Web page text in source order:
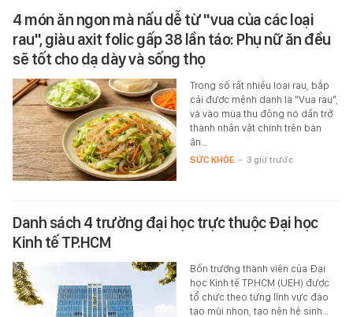
4 món ăn ngon mà nấu dễ từ "vua của các loại
rau", giàu axit folic gấp 38 lần táo: Phụ nữ ăn đều
sẽ tốt cho dạ dày và sống thọ
Trong số rất nhiều loại rau, bắp
cải được mệnh danh là "Vua rau",
và vào mùa thu đông nó dần trở
thành nhân vật chính trên bàn
ăn…
SỨC KHỎE - 3 giờ trước
Danh sách 4 trường đại học trực thuộc Đại học
Kinh tế TP.HCM
Bốn trường thành viên của Đại
học Kinh tế TP.HCM (UEH) được
tổ chức theo từng lĩnh vực đào
tạo mũi nhọn, tạo nên hệ sinh…